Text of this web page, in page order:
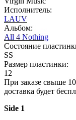
Исполнитель:
LAUV
Альбом:
All 4 Nothing
Состояние
SS
Размер пластинки:
12
При заказе свыше
доставка будет
Side 1